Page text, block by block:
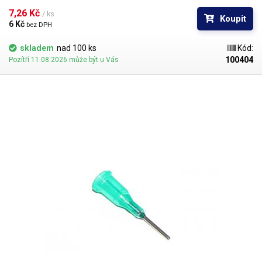
silikony, epoxidy, lepidla... Každá z jehel je vybavena dvojitým závitem a
zámkovým systémem ke spolehlivému a rychlému uchycení
7,26 Kč / ks
6 Kč bez DPH
Koupit
skladem nad 100 ks
Pozítří 11.08.2026 může být u Vás
Kód:
100404